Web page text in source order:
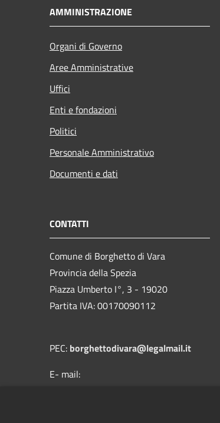
AMMINISTRAZIONE
Organi di Governo
Aree Amministrative
Uffici
Enti e fondazioni
Politici
Personale Amministrativo
Documenti e dati
CONTATTI
Comune di Borghetto di Vara
Provincia della Spezia
Piazza Umberto I°, 3 - 19020
Partita IVA: 00170090112
PEC: borghettodivara@legalmail.it
E- mail: